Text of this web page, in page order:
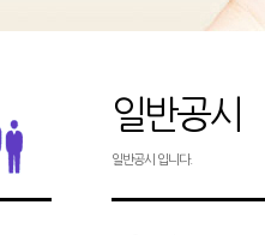
일반공시
일반공시 입니다.